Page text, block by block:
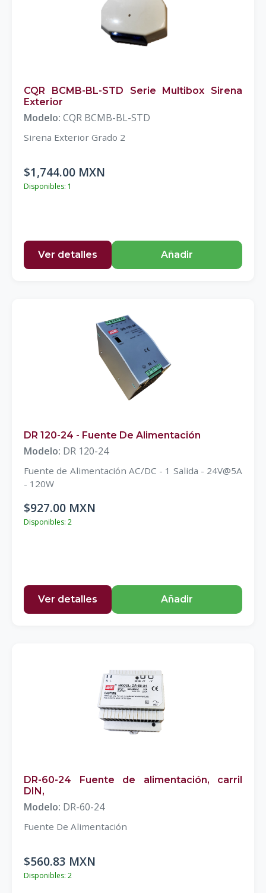
CQR BCMB-BL-STD Serie Multibox Sirena
Exterior
Modelo: CQR BCMB-BL-STD
Sirena Exterior Grado 2
$1,744.00 MXN
Disponibles: 1
Ver detalles Añadir
DR 120-24 - Fuente De Alimentación
Modelo: DR 120-24
Fuente de Alimentación AC/DC - 1 Salida - 24V@5A
- 120W
$927.00 MXN
Disponibles: 2
Ver detalles Añadir
DR-60-24 Fuente de alimentación, carril
DIN,
Modelo: DR-60-24
Fuente De Alimentación
$560.83 MXN
Disponibles: 2